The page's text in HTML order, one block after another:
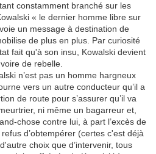
constamment branché sur les
« le dernier homme libre sur
un message à destination de
de plus en plus. Par curiosité
fait qu'à son insu, Kowalski devient
de rebelle.
n’est pas un homme hargneux
vers un autre conducteur qu’il a
de route pour s’assurer qu’il va
ni même un bagarreur et,
chose contre lui, à part l’excès de
d’obtempérer (certes c'est déjà
choix que d’intervenir, tous